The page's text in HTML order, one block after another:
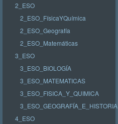
2_ESO
2_ESO_FísicaYQuímica
2_ESO_Geografía
2_ESO_Matemáticas
3_ESO
3_ESO_BIOLOGÍA
3_ESO_MATEMATICAS
3_ESO_FISICA_Y_QUIMICA
3_ESO_GEOGRAFÍA_E_HISTORIA
4_ESO